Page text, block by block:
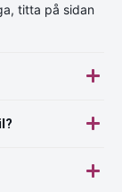
titta på sidan